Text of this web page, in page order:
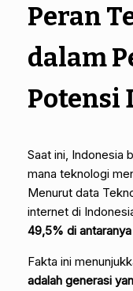
Peran
dalam
Potensi
Saat ini, Indonesia
mana teknologi
Menurut data
internet di
49,5% di
Fakta ini
adalah generasi